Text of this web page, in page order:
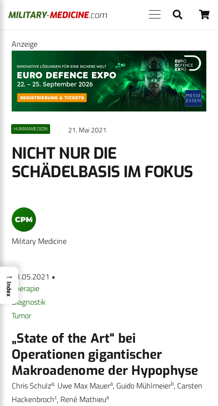
Anzeige
HUMANMEDIZIN 21. Mai 2021
NICHT NUR DIE
SCHÄDELBASIS IM FOKUS
Military Medicine
21.05.2021 •
Therapie
Diagnostik
Tumor
„State of the Art“ bei
Operationen gigantischer
Makroadenome der Hypophyse
Chris Schulza, Uwe Max Mauera, Guido Mühlmeierb, Carsten
Hackenbrochc, René Mathieua
→
Index